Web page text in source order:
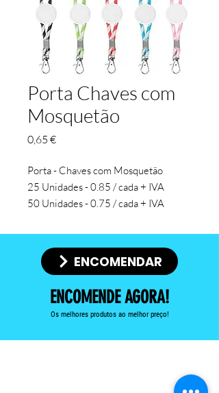
Porta Chaves com
Mosquetão
0,65 €Preço
Porta - Chaves com Mosquetão
25 Unidades - 0.85 / cada + IVA
50 Unidades - 0.75 / cada + IVA
Inclui impressão com diâmetro de 2,5
cm e acabamento em Resina
ENCOMENDAR
ENCOMENDE AGORA!
Os melhores produtos ao melhor preço!